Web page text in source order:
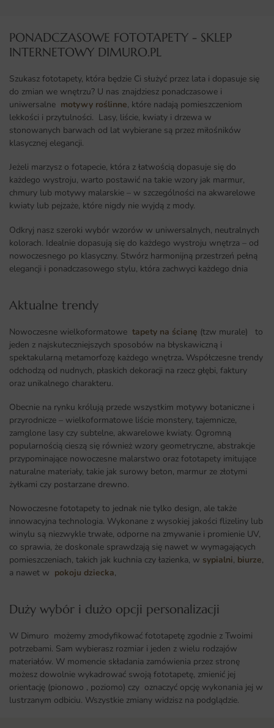
PONADCZASOWE FOTOTAPETY - SKLEP
INTERNETOWY DIMURO.PL​
Szukasz fototapety, która będzie Ci służyć przez lata i dopasuje się
do zmian we wnętrzu? U nas znajdziesz ponadczasowe i
uniwersalne motywy roślinne, które nadają pomieszczeniom
lekkości i przytulności. Lasy, liście, kwiaty i drzewa w
stonowanych barwach od lat wybierane są przez miłośników
klasycznej elegancji.
Jeżeli marzysz o fotapecie, która z łatwością dopasuje się do
każdego wystroju, warto postawić na takie wzory jak marmur,
chmury lub motywy malarskie – w szczególności na akwarelowe
kwiaty lub pejzaże, które nigdy nie wyjdą z mody.
Odkryj nasz szeroki wybór wzorów w uniwersalnych, neutralnych
kolorach. Idealnie dopasują się do każdego wystroju wnętrza – od
nowoczesnego po klasyczny. Stwórz harmonijną przestrzeń pełną
elegancji i ponadczasowego stylu, która zachwyci każdego dnia
Aktualne trendy​
Nowoczesne wielkoformatowe tapety na ścianę (tzw murale) to
jeden z najskuteczniejszych sposobów na błyskawiczną i
spektakularną metamorfozę każdego wnętrza. Współczesne trendy
odchodzą od nudnych, płaskich dekoracji na rzecz głębi, faktury
oraz unikalnego charakteru.
Obecnie na rynku królują przede wszystkim motywy botaniczne i
przyrodnicze – wielkoformatowe liście monstery, tajemnicze,
zamglone lasy czy subtelne, akwarelowe kwiaty. Ogromną
popularnością cieszą się również wzory geometryczne, abstrakcje
przypominające nowoczesne malarstwo oraz fototapety imitujące
naturalne materiały, takie jak surowy beton, marmur ze złotymi
żyłkami czy postarzane drewno.
Nowoczesne fototapety to jednak nie tylko design, ale także
innowacyjna technologia. Wykonane z wysokiej jakości flizeliny lub
winylu są niezwykle trwałe, odporne na zmywanie i promienie UV,
co sprawia, że doskonale sprawdzają się nawet w wymagających
pomieszczeniach, takich jak kuchnia czy łazienka, w sypialni, biurze,
a nawet w pokoju dziecka,
Duży wybór i dużo opcji personalizacji ​
W Dimuro możemy zmodyfikować fototapetę zgodnie z Twoimi
potrzebami. Sam wybierasz rozmiar i jeden z wielu rodzajów
materiałów. W momencie składania zamówienia przez stronę
możesz dowolnie wykadrować swoją fototapetę, zmienić jej
orientację (pionowo , poziomo) czy oznaczyć opcję wykonania jej w
lustrzanym odbiciu. Wszystkie zmiany widzisz na podglądzie.